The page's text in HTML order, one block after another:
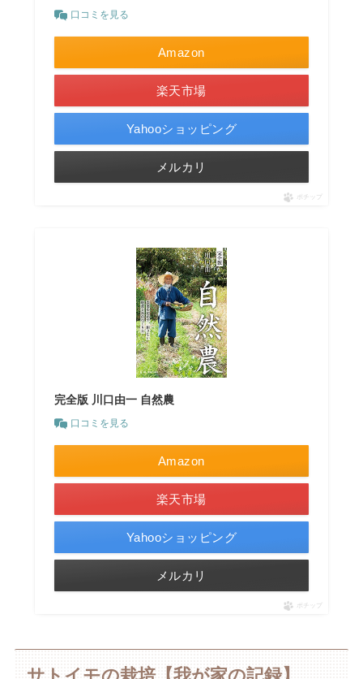
口コミを見る
Amazon
楽天市場
Yahooショッピング
メルカリ
ポチップ
完全版 川口由一 自然農
口コミを見る
Amazon
楽天市場
Yahooショッピング
メルカリ
ポチップ
サトイモの栽培【我が家の記録】